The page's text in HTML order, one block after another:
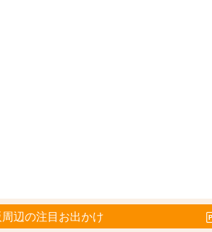
周辺の注目お出かけ